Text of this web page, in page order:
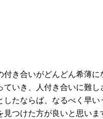
付き合いがどんどん希薄に
ていき、人付き合いに難し
したならば、なるべく早い
つけた方が良いと思いま